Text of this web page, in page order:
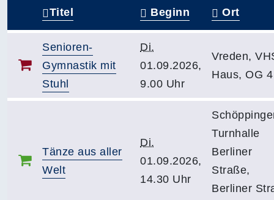
Titel Beginn Ort
Senioren-
Gymnastik mit
Stuhl
Di.
01.09.2026,
9.00 Uhr
Vreden,
Haus, OG 4
Tänze aus aller
Welt
Di.
01.09.2026,
14.30 Uhr
Turnhalle
Berliner
Straße,
Berliner